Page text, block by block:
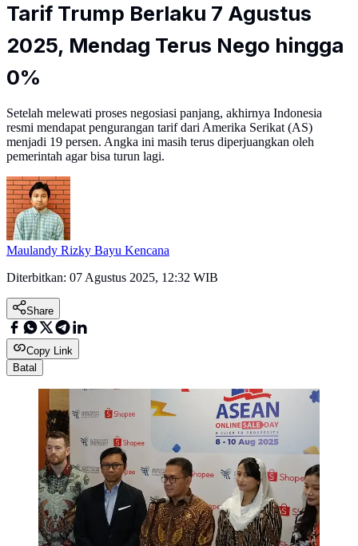
Tarif Trump Berlaku 7 Agustus
2025, Mendag Terus Nego hingga
0%
Setelah melewati proses negosiasi panjang, akhirnya Indonesia
resmi mendapat pengurangan tarif dari Amerika Serikat (AS)
menjadi 19 persen. Angka ini masih terus diperjuangkan oleh
pemerintah agar bisa turun lagi.
Maulandy Rizky Bayu Kencana
Diterbitkan: 07 Agustus 2025, 12:32 WIB
Share
Copy Link
Batal